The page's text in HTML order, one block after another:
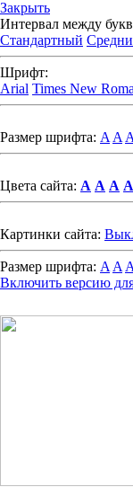
Закрыть
Интервал между
Стандартный
Шрифт:
Arial Times New
Размер шрифта: A A A
Цвета сайта: A A A A
Картинки сайта:
Размер шрифта: A A A
Включить версию